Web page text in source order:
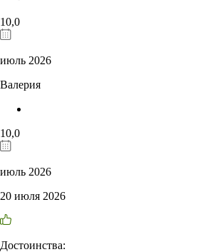
10,0
июль 2026
Валерия
10,0
июль 2026
20 июля 2026
Достоинства: